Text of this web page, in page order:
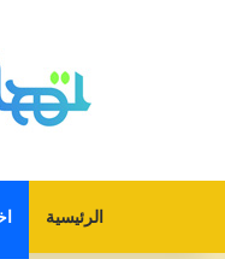
الرئيسية